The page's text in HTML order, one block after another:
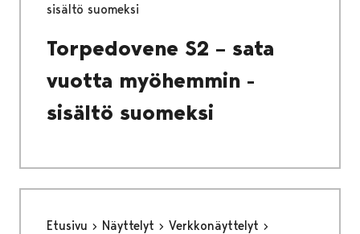
sisältö suomeksi
Torpedovene S2 – sata
vuotta myöhemmin -
sisältö suomeksi
Etusivu Näyttelyt
Verkkonäyttelyt